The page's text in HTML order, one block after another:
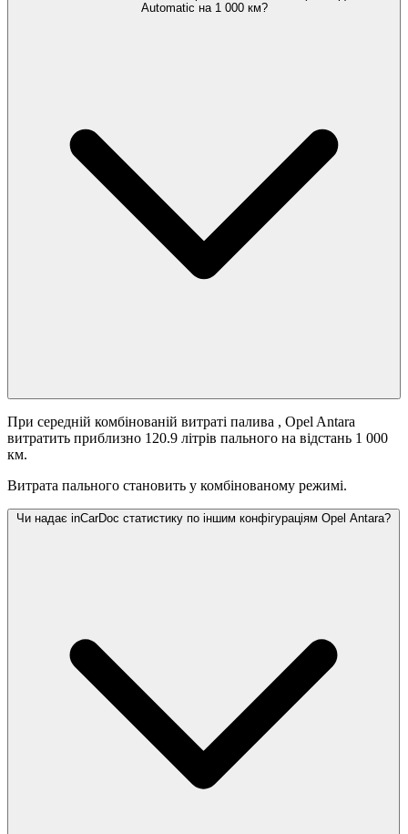
Automatic на 1 000 км?
При середній комбінованій витраті палива , Opel Antara
витратить приблизно 120.9 літрів пального на відстань 1 000
км.
Витрата пального становить у комбінованому режимі.
Чи надає inCarDoc статистику по іншим конфігураціям Opel Antara?